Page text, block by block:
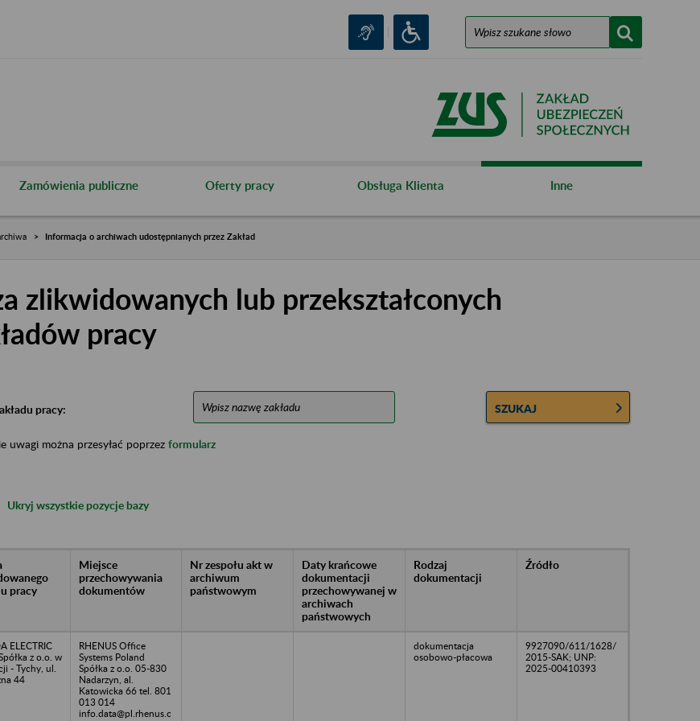
Zamówienia publiczne Oferty pracy Obsługa Klienta Inne
Informacja o archiwach udostępnianych przez Zakład
zlikwidowanych lub przekształconych
pracy
pracy: SZUKAJ
uwagi można przesyłać poprzez formularz
Ukryj wszystkie pozycje bazy
pracy
Miejsce
przechowywania
dokumentów
Nr zespołu akt w
archiwum
państwowym
Daty krańcowe
dokumentacji
przechowywanej w
archiwach
państwowych
Rodzaj
dokumentacji
Źródło
ELECTRIC
z o.o. w
- Tychy, ul.
44
RHENUS Office
Systems Poland
Spółka z o.o. 05-830
Nadarzyn, al.
Katowicka 66 tel. 801
013 014
info.data@pl.rhenus.c
dokumentacja
osobowo-płacowa
9927090/611/1628/
2015-SAK; UNP:
2025-00410393